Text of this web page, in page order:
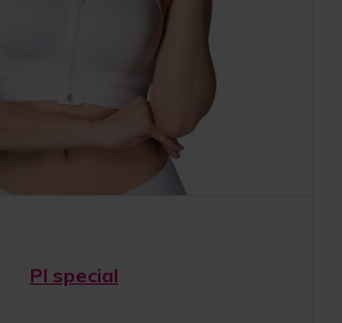
PI special